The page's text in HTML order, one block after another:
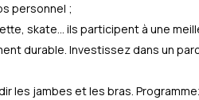
personnel ;
skate… ils participent à une
durable. Investissez dans un
les jambes et les bras.